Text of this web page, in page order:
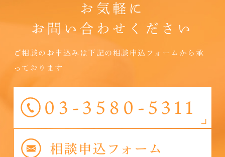
お気軽に
お問い合わせください
ご相談のお申込みは下記の相談申込フォームから承
っております